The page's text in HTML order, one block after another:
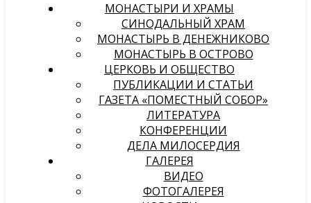
МОНАСТЫРИ И ХРАМЫ
СИНОДАЛЬНЫЙ ХРАМ
МОНАСТЫРЬ В ДЕНЕЖНИКОВО
МОНАСТЫРЬ В ОСТРОВО
ЦЕРКОВЬ И ОБЩЕСТВО
ПУБЛИКАЦИИ И СТАТЬИ
ГАЗЕТА «ПОМЕСТНЫЙ СОБОР»
ЛИТЕРАТУРА
КОНФЕРЕНЦИИ
ДЕЛА МИЛОСЕРДИЯ
ГАЛЕРЕЯ
ВИДЕО
ФОТОГАЛЕРЕЯ